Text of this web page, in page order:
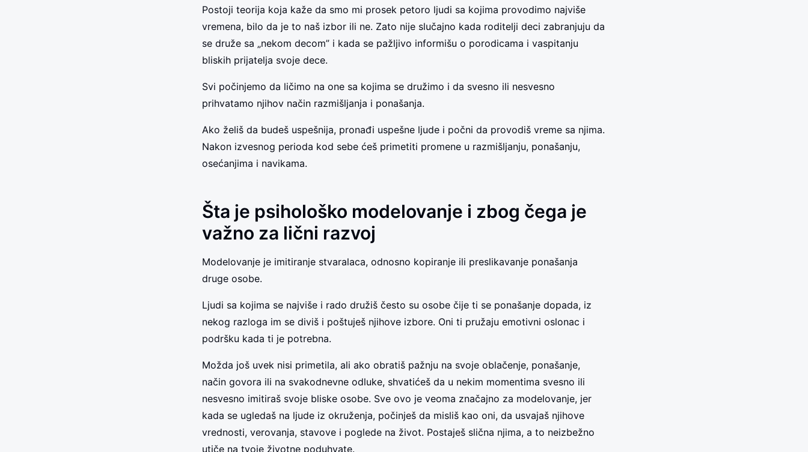
Postoji teorija koja kaže da smo mi prosek petoro ljudi sa kojima provodimo najviše
vremena, bilo da je to naš izbor ili ne. Zato nije slučajno kada roditelji deci zabranjuju da
se druže sa „nekom decom” i kada se pažljivo informišu o porodicama i vaspitanju
bliskih prijatelja svoje dece.
Svi počinjemo da ličimo na one sa kojima se družimo i da svesno ili nesvesno
prihvatamo njihov način razmišljanja i ponašanja.
Ako želiš da budeš uspešnija, pronađi uspešne ljude i počni da provodiš vreme sa njima.
Nakon izvesnog perioda kod sebe ćeš primetiti promene u razmišljanju, ponašanju,
osećanjima i navikama.
Šta je psihološko modelovanje i zbog čega je
važno za lični razvoj
Modelovanje je imitiranje stvaralaca, odnosno kopiranje ili preslikavanje ponašanja
druge osobe.
Ljudi sa kojima se najviše i rado družiš često su osobe čije ti se ponašanje dopada, iz
nekog razloga im se diviš i poštuješ njihove izbore. Oni ti pružaju emotivni oslonac i
podršku kada ti je potrebna.
Možda još uvek nisi primetila, ali ako obratiš pažnju na svoje oblačenje, ponašanje,
način govora ili na svakodnevne odluke, shvatićeš da u nekim momentima svesno ili
nesvesno imitiraš svoje bliske osobe. Sve ovo je veoma značajno za modelovanje, jer
kada se ugledaš na ljude iz okruženja, počinješ da misliš kao oni, da usvajaš njihove
vrednosti, verovanja, stavove i poglede na život. Postaješ slična njima, a to neizbežno
utiče na tvoje životne poduhvate.